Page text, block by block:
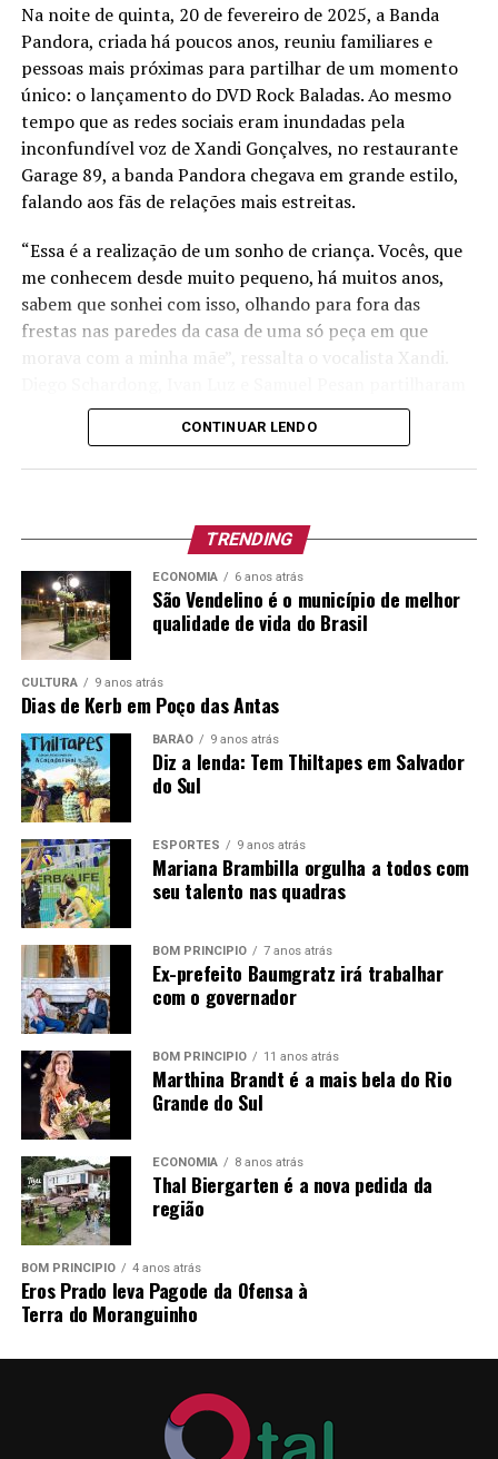
Na noite de quinta, 20 de fevereiro de 2025, a Banda
Pandora, criada há poucos anos, reuniu familiares e
pessoas mais próximas para partilhar de um momento
único: o lançamento do DVD Rock Baladas. Ao mesmo
tempo que as redes sociais eram inundadas pela
inconfundível voz de Xandi Gonçalves, no restaurante
Garage 89, a banda Pandora chegava em grande estilo,
falando aos fãs de relações mais estreitas.
“Essa é a realização de um sonho de criança. Vocês, que
me conhecem desde muito pequeno, há muitos anos,
sabem que sonhei com isso, olhando para fora das
frestas nas paredes da casa de uma só peça em que
morava com a minha mãe”, ressalta o vocalista Xandi.
da alegria, deixando evidente que o lançamento do DVD,
que está no youtube, é uma vitória gigantesca.
Os cortes de imagens são mágicos fazendo parecer que o
ambiente, bastante grande, fosse pequenino e
aconchegando, quase familiar.
Para quem quer reviver os anos 80 e 90, talvez um pouco
dos 2000, com o sentimento de nostalgia e amor pela
vida pode fazê-lo assistindo ao show histórico que
deverá catapultar a Pandora no cenário nacional e,
quiçá, internacional.
Assista e viva cada momento como se fosse único:
(3060) Pandora – DVD Rock Baladas (Completo) –
YouTube
CONTINUAR LENDO
TRENDING
ECONOMIA 6 anos atrás
São Vendelino é o município de melhor
qualidade de vida do Brasil
CULTURA 9 anos atrás
Dias de Kerb em Poço das Antas
BARÃO 9 anos atrás
Diz a lenda: Tem Thiltapes em Salvador
do Sul
ESPORTES 9 anos atrás
Mariana Brambilla orgulha a todos com
seu talento nas quadras
BOM PRINCÍPIO 7 anos atrás
Ex-prefeito Baumgratz irá trabalhar
com o governador
BOM PRINCÍPIO 11 anos atrás
Marthina Brandt é a mais bela do Rio
Grande do Sul
ECONOMIA 8 anos atrás
Thal Biergarten é a nova pedida da
região
BOM PRINCÍPIO 4 anos atrás
Eros Prado leva Pagode da Ofensa à
Terra do Moranguinho